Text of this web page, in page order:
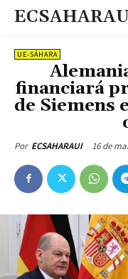
UE-SÁHARA
financiará
de Siemens
Por ECSAHARAUI 16 de